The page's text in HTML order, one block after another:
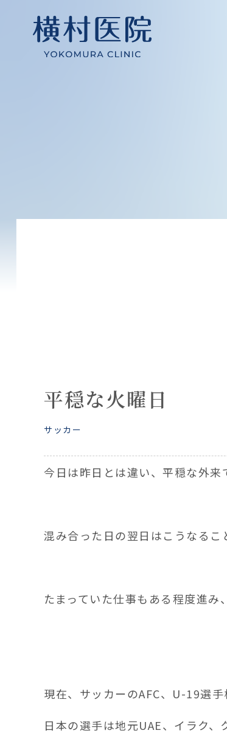
平穏な火曜日
サッカー
今日は昨日とは違い、平穏な外来
混み合った日の翌日はこうなるこ
たまっていた仕事もある程度進み
現在、サッカーのAFC、U-19選手
日本の選手は地元UAE、イラク、